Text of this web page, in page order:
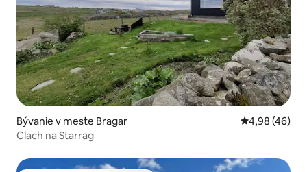
Bývanie v meste Bragar Priemerné
4,98 (46)
Clach na Starrag